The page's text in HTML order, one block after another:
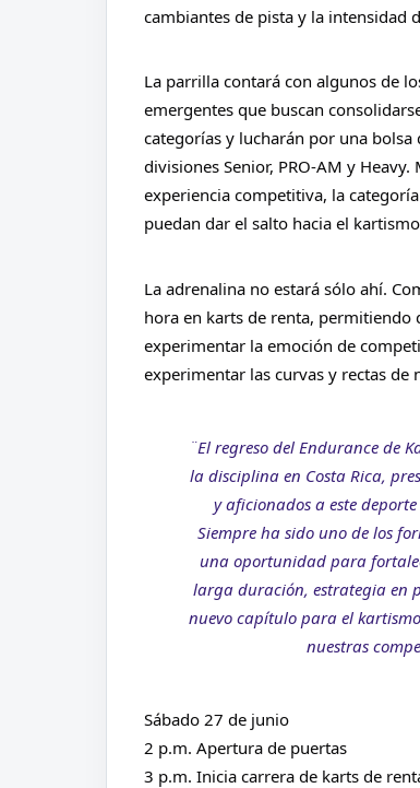
cambiantes de pista y la intensidad
La parrilla contará con algunos de
emergentes que buscan
categorías y lucharán por una
divisiones Senior, PRO-AM y
experiencia competitiva, la
puedan dar el salto hacia el
La adrenalina no estará sólo ahí.
hora en karts de renta, permitiendo
experimentar la emoción de
experimentar las curvas y rectas de
¨El regreso del Endurance de
la disciplina en Costa Rica,
y aficionados a este
Siempre ha sido uno de los
una oportunidad para
larga duración, estrategia en
nuevo capítulo para el
nuestras
Sábado 27 de junio
2 p.m. Apertura de puertas
3 p.m. Inicia carrera de karts de